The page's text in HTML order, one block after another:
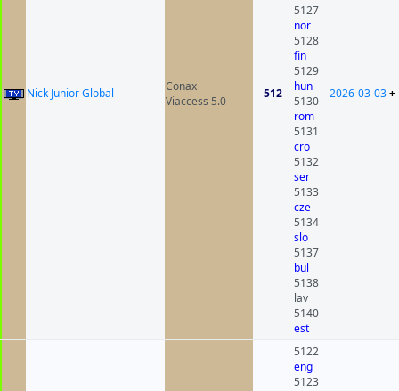
Nick Junior Global
Conax
Viaccess 5.0
512
5127
nor
5128
fin
5129
hun
5130
rom
5131
cro
5132
ser
5133
cze
5134
slo
5137
bul
5138
lav
5140
est
2026-03-03+
5122
eng
5123